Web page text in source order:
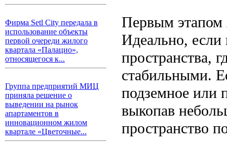
Фирма Setl City передала в
использование объекты
первой очереди жилого
квартала «Палацио»,
относящегося к...
Группа предприятий МИЦ
приняла решение о
выведении на рынок
апартаментов в
инновационном жилом
квартале «Цветочные...
Первым этапом
Идеально, если
пространства,
стабильными.
подземное или
выкопав
пространство